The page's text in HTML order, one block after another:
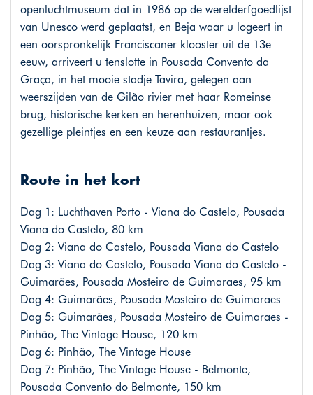
openluchtmuseum dat in 1986 op de werelderfgoedlijst
van Unesco werd geplaatst, en Beja waar u logeert in
een oorspronkelijk Franciscaner klooster uit de 13e
eeuw, arriveert u tenslotte in Pousada Convento da
Graça, in het mooie stadje Tavira, gelegen aan
weerszijden van de Gilão rivier met haar Romeinse
brug, historische kerken en herenhuizen, maar ook
gezellige pleintjes en een keuze aan restaurantjes.
Route in het kort
Dag 1: Luchthaven Porto - Viana do Castelo, Pousada
Viana do Castelo, 80 km
Dag 2: Viana do Castelo, Pousada Viana do Castelo
Dag 3: Viana do Castelo, Pousada Viana do Castelo -
Guimarães, Pousada Mosteiro de Guimaraes, 95 km
Dag 4: Guimarães, Pousada Mosteiro de Guimaraes
Dag 5: Guimarães, Pousada Mosteiro de Guimaraes -
Pinhão, The Vintage House, 120 km
Dag 6: Pinhão, The Vintage House
Dag 7: Pinhão, The Vintage House - Belmonte,
Pousada Convento do Belmonte, 150 km